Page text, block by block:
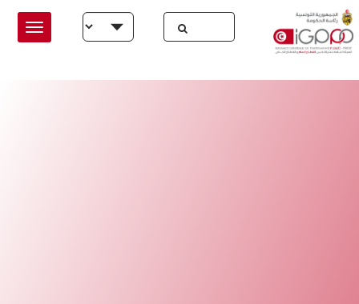
Skip to main content
Select your language